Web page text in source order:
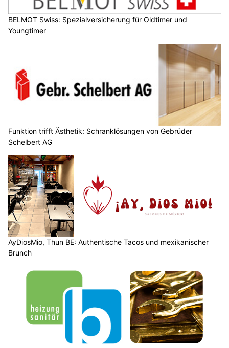
BELMOT Swiss: Spezialversicherung für Oldtimer und
Youngtimer
Funktion trifft Ästhetik: Schranklösungen von Gebrüder
Schelbert AG
AyDiosMio, Thun BE: Authentische Tacos und mexikanischer
Brunch